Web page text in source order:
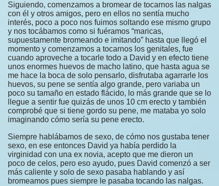
Siguiendo, comenzamos a bromear de tocarnos las nalgas
con él y otros amigos, pero en ellos no sentía mucho
interés, poco a poco nos fuimos soltando ese mismo grupo
y nos tocábamos como si fuéramos “maricas,
supuestamente bromeando e imitando” hasta que llegó el
momento y comenzamos a tocarnos los genitales, fue
cuando aproveche a tocarle todo a David y en efecto tiene
unos enormes huevos de macho latino, que hasta agua se
me hace la boca de solo pensarlo, disfrutaba agarrarle los
huevos, su pene se sentía algo grande, pero variaba un
poco su tamaño en estado flácido, lo más grande que se lo
llegue a sentir fue quizás de unos 10 cm erecto y también
comprobé que si tiene gordo su pene, me mataba yo solo
imaginando cómo sería su pene erecto.
Siempre hablábamos de sexo, de cómo nos gustaba tener
sexo, en ese entonces David ya había perdido la
virginidad con una ex novia, acepto que me dieron un
poco de celos, pero eso ayudo, pues David comenzó a ser
más caliente y solo de sexo pasaba hablando y así
bromeamos pues siempre le pasaba tocando las nalgas.